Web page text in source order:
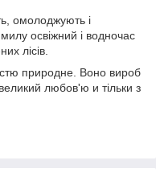
омолоджують і
освіжний і водночас
лісів.
природне. Воно вироб
любов'ю и тільки з